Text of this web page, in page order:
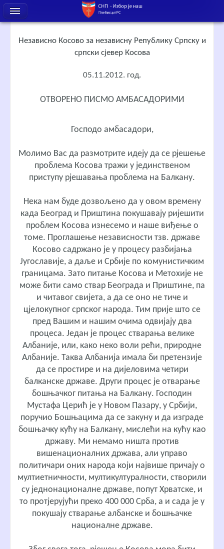
Независно Косово за независну Републику Српску и
српски сјевер Косова
05.11.2012. год.
ОТВОРЕНО ПИСМО АМБАСАДОРИМИ
Господо амбасадори,
Молимо Вас да размотрите идеју да се рјешење
проблема Косова тражи у јединственом
приступу рјешавања проблема на Балкану.
Нека нам буде дозвољено да у овом времену
када Београд и Приштина покушавају ријешити
проблем Косова изнесемо и наше виђење о
томе. Проглашење независности тзв. државе
Косово садржано је у процесу разбијања
Југославије, а даље и Србије по комунистичким
границама. Зато питање Косова и Метохије не
може бити само ствар Београда и Приштине, па
и читавог свијета, а да се оно не тиче и
цјелокупног српског народа. Тим прије што се
пред Вашим и нашим очима одвијају два
процеса. Један је процес стварања велике
Албаније, или, како неко воли рећи, природне
Албаније. Таква Албанија имала би претензије
да се простире и на дијеловима четири
балканске државе. Други процес је отварање
бошњачког питања на Балкану. Господин
Мустафа Церић је у Новом Пазару, у Србији,
поручио Бошњацима да се закуну и да изграде
бошњачку кућу на Балкану, мислећи на кућу као
државу. Ми немамо ништа против
вишенационалних држава, али управо
политичари оних народа који највише причају о
мултиетничности, мултикултуралности, створили
су једнонационалне државе, попут Хрватске, и
то протјерујући преко 400 000 Срба, а и сада је у
покушају стварање албанске и бошњачке
националне државе.